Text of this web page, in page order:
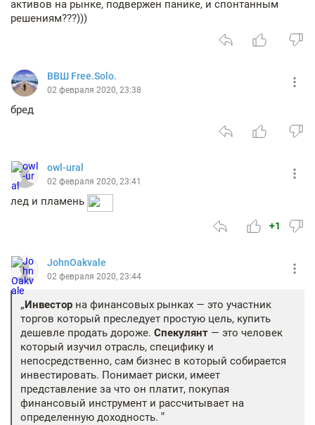
активов на рынке, подвержен панике, и спонтанным
решениям???)))
ВВШ Free.Solo.
02 февраля 2020, 23:38
бред
owl-ural
02 февраля 2020, 23:41
лед и пламень
+1
JohnOakvale
02 февраля 2020, 23:44
Инвестор на финансовых рынках — это участник
торгов который преследует простую цель, купить
дешевле продать дороже. Спекулянт — это человек
который изучил отрасль, специфику и
непосредственно, сам бизнес в который собирается
инвестировать. Понимает риски, имеет
представление за что он платит, покупая
финансовый инструмент и рассчитывает на
определенную доходность.